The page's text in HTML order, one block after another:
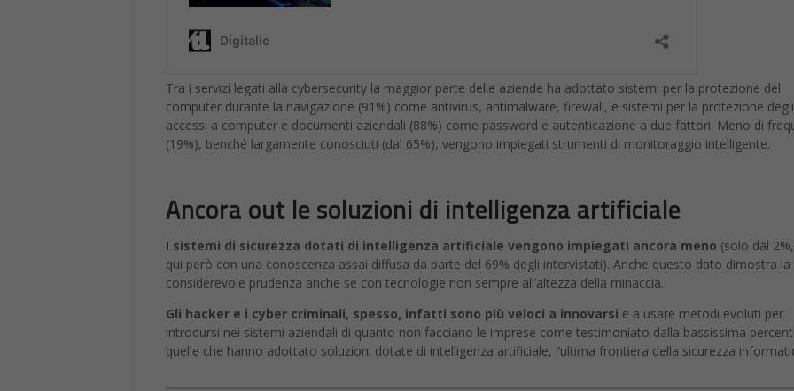
Tra i servizi legati alla cybersecurity la maggior parte delle aziende ha adottato sistemi per la protezione del
computer durante la navigazione (91%) come antivirus, antimalware, firewall, e sistemi per la protezione degli
accessi a computer e documenti aziendali (88%) come password e autenticazione a due fattori. Meno di
(19%), benché largamente conosciuti (dal 65%), vengono impiegati strumenti di monitoraggio intelligente.
Ancora out le soluzioni di intelligenza artificiale
I sistemi di sicurezza dotati di intelligenza artificiale vengono impiegati ancora meno (solo dal
qui però con una conoscenza assai diffusa da parte del 69% degli intervistati). Anche questo dato dimostra la
considerevole prudenza anche se con tecnologie non sempre all’altezza della minaccia.
Gli hacker e i cyber criminali, spesso, infatti sono più veloci a innovarsi e a usare metodi evoluti per
introdursi nei sistemi aziendali di quanto non facciano le imprese come testimoniato dalla bassissima
quelle che hanno adottato soluzioni dotate di intelligenza artificiale, l’ultima frontiera della sicurezza